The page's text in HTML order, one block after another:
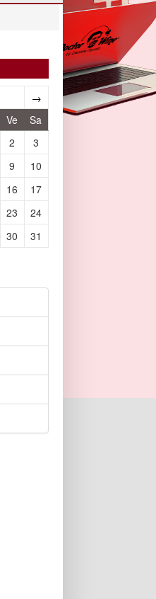
→
Ve
Sa
2
3
9
10
16
17
23
24
30 31